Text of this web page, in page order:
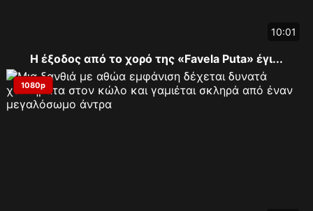
10:01
Η έξοδος από το χορό της «Favela Puta» έγι...
1080p